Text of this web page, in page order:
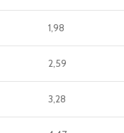
1,98
2,59
3,28